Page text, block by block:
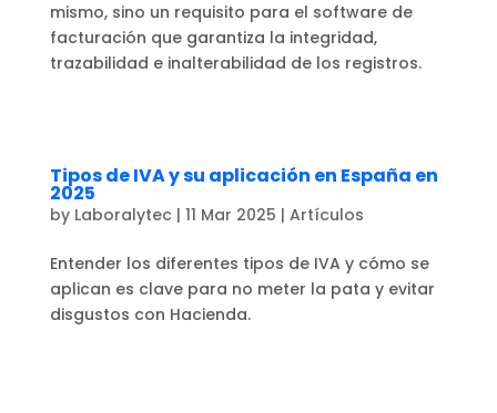
mismo, sino un requisito para el software de
facturación que garantiza la integridad,
trazabilidad e inalterabilidad de los registros.
Tipos de IVA y su aplicación en España en
2025
by Laboralytec | 11 Mar 2025 | Artículos
Entender los diferentes tipos de IVA y cómo se
aplican es clave para no meter la pata y evitar
disgustos con Hacienda.